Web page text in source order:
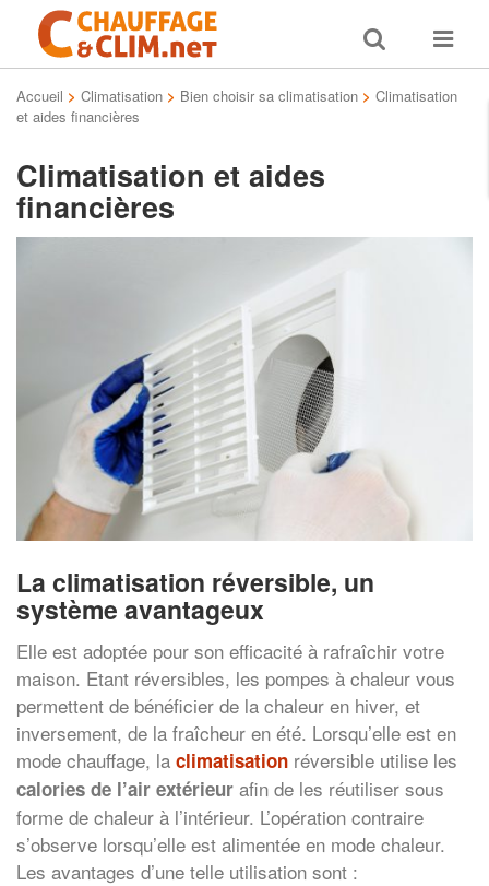
Toggle
search
Toggle
Accueil > Climatisation > Bien choisir sa climatisation > Climatisation
et aides financières
Climatisation et aides
financières
La climatisation réversible, un
système avantageux
Elle est adoptée pour son efficacité à rafraîchir votre
maison. Etant réversibles, les pompes à chaleur vous
permettent de bénéficier de la chaleur en hiver, et
inversement, de la fraîcheur en été. Lorsqu’elle est en
mode chauffage, la climatisation réversible utilise les
calories de l’air extérieur afin de les réutiliser sous
forme de chaleur à l’intérieur. L’opération contraire
s’observe lorsqu’elle est alimentée en mode chaleur.
Les avantages d’une telle utilisation sont :